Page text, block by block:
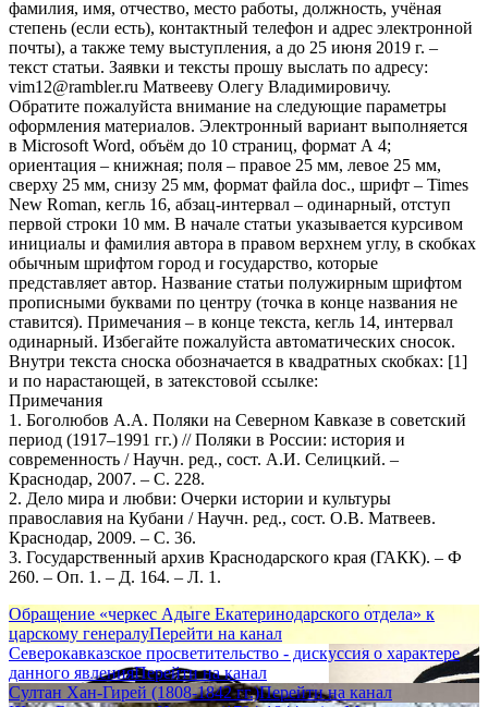
фамилия, имя, отчество, место работы, должность, учёная
степень (если есть), контактный телефон и адрес электронной
почты), а также тему выступления, а до 25 июня 2019 г. –
текст статьи. Заявки и тексты прошу выслать по адресу:
vim12@rambler.ru Матвееву Олегу Владимировичу.
Обратите пожалуйста внимание на следующие параметры
оформления материалов. Электронный вариант выполняется
в Microsoft Word, объём до 10 страниц, формат А 4;
ориентация – книжная; поля – правое 25 мм, левое 25 мм,
сверху 25 мм, снизу 25 мм, формат файла doc., шрифт – Times
New Roman, кегль 16, абзац-интервал – одинарный, отступ
первой строки 10 мм. В начале статьи указывается курсивом
инициалы и фамилия автора в правом верхнем углу, в скобках
обычным шрифтом город и государство, которые
представляет автор. Название статьи полужирным шрифтом
прописными буквами по центру (точка в конце названия не
ставится). Примечания – в конце текста, кегль 14, интервал
одинарный. Избегайте пожалуйста автоматических сносок.
Внутри текста сноска обозначается в квадратных скобках: [1]
и по нарастающей, в затекстовой ссылке:
Примечания
1. Боголюбов А.А. Поляки на Северном Кавказе в советский
период (1917–1991 гг.) // Поляки в России: история и
современность / Научн. ред., сост. А.И. Селицкий. –
Краснодар, 2007. – С. 228.
2. Дело мира и любви: Очерки истории и культуры
православия на Кубани / Научн. ред., сост. О.В. Матвеев.
Краснодар, 2009. – С. 36.
3. Государственный архив Краснодарского края (ГАКК). – Ф
260. – Оп. 1. – Д. 164. – Л. 1.
Обращение «черкес Адыге Екатеринодарского отдела» к
царскому генералуПерейти на канал
Северокавказское просветительство - дискуссия о характере
данного явленияПерейти на канал
Султан Хан-Гирей (1808-1842 гг.)Перейти на канал